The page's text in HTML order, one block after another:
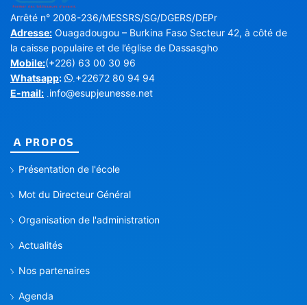
Arrêté n° 2008-236/MESSRS/SG/DGERS/DEPr
Adresse: Ouagadougou – Burkina Faso Secteur 42, à côté de
la caisse populaire et de l’église de Dassasgho
Mobile:(+226) 63 00 30 96
Whatsapp:
+22672 80 94 94
E-mail: info@esupjeunesse.net
A PROPOS
Présentation de l'école
Mot du Directeur Général
Organisation de l'administration
Actualités
Nos partenaires
Agenda